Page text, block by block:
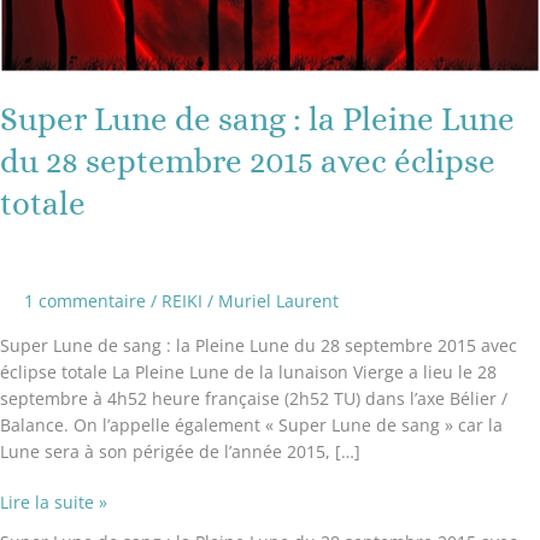
Super Lune de sang : la Pleine Lune
du 28 septembre 2015 avec éclipse
totale
1 commentaire / REIKI / Muriel Laurent
Super Lune de sang : la Pleine Lune du 28 septembre 2015 avec
éclipse totale La Pleine Lune de la lunaison Vierge a lieu le 28
septembre à 4h52 heure française (2h52 TU) dans l’axe Bélier /
Balance. On l’appelle également « Super Lune de sang » car la
Lune sera à son périgée de l’année 2015, […]
septembre
2015
éclipse
totale
Lire la suite »